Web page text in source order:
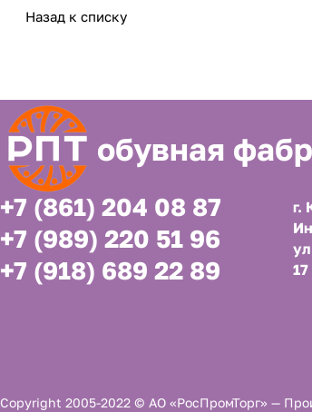
Назад к списку
обувная
+7 (861) 204 08 87
+7 (989) 220 51 96
+7 (918) 689 22 89
г.
17
Copyright 2005-2022 © АО «РосПромТорг» —